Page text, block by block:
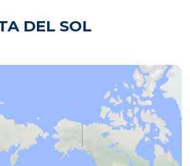
DEL SOL